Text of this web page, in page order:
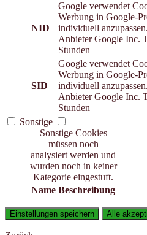
NID
Google verwendet
Werbung in Google-
individuell anzupassen.
Anbieter Google Inc.
Stunden
SID
Google verwendet
Werbung in Google-
individuell anzupassen.
Anbieter Google Inc.
Stunden
Sonstige
Sonstige Cookies
müssen noch
analysiert werden und
wurden noch in keiner
Kategorie eingestuft.
Name Beschreibung
Einstellungen speichern Alle